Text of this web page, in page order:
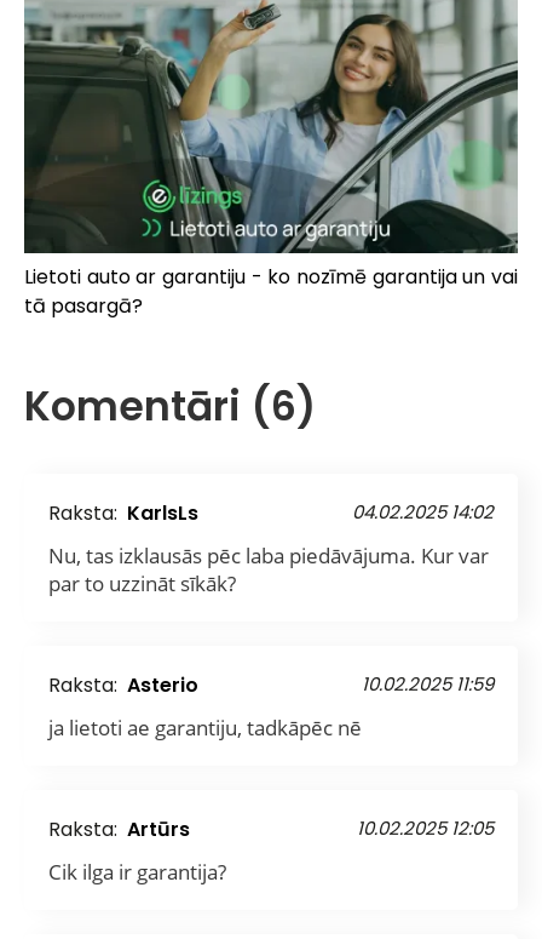
Lietoti auto ar garantiju - ko nozīmē garantija un vai
tā pasargā?
Komentāri (6)
Raksta: KarlsLs 04.02.2025 14:02
Nu, tas izklausās pēc laba piedāvājuma. Kur var
par to uzzināt sīkāk?
Raksta: Asterio 10.02.2025 11:59
ja lietoti ae garantiju, tadkāpēc nē
Raksta: Artūrs 10.02.2025 12:05
Cik ilga ir garantija?